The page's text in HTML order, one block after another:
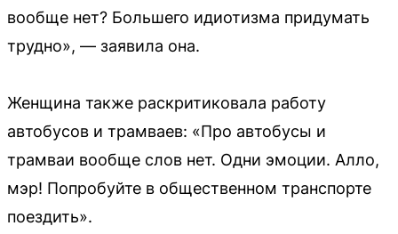
вообще нет? Большего идиотизма придумать
трудно», — заявила она.
Женщина также раскритиковала работу
автобусов и трамваев: «Про автобусы и
трамваи вообще слов нет. Одни эмоции. Алло,
мэр! Попробуйте в общественном транспорте
поездить».